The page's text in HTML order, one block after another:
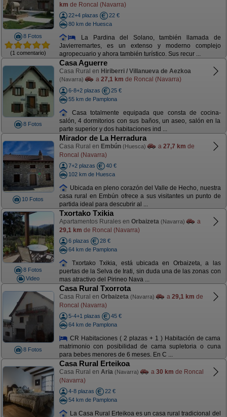
8 Fotos
(1 comentario)
km de Roncal (Navarra)
22+4 plazas
22 €
80 km de Huesca
La Pardina del Solano, también llamada de
Javierremartes, es un extenso y moderno complejo
agropecuario y ahora también turístico. Sus recur ...
8 Fotos
Casa Aguerre
Casa Rural en Hiriberri / Villanueva de Aezkoa
(Navarra) a 27,1 km de Roncal (Navarra)
6-8+2 plazas
25 €
55 km de Pamplona
Casa totalmente equipada que consta de cocina-
salón, 4 dormitorios con sus baños, un aseo, salón en la
parte superior y dos habitaciones ind ...
10 Fotos
Mirador de La Herradura
Casa Rural en Embún (Huesca) a 27,7 km de
Roncal (Navarra)
7+2 plazas
40 €
102 km de Huesca
Ubicada en pleno corazón del Valle de Hecho, nuestra
casa rural en Embún ofrece a sus visitantes un punto de
partida ideal para descubrir al ...
8 Fotos
Video
Txortako Txikia
Apartamentos Rurales en Orbaizeta (Navarra)
a
29,1 km de Roncal (Navarra)
6 plazas
28 €
64 km de Pamplona
Txortako Txikia, está ubicada en Orbaizeta, a las
puertas de la Selva de Irati, sin duda una de las zonas con
mas atractivo del Pirineo Nava ...
8 Fotos
Casa Rural Txorrota
Casa Rural en Orbaizeta (Navarra) a 29,1 km de
Roncal (Navarra)
5-4+1 plazas
45 €
64 km de Pamplona
CR Habitaciones ( 2 plazas + 1 ) Habitación de cama
matrimonio con posibilidad de cama supletoria o cuna
para bebes menores de 6 meses. En C ...
Casa Rural Erteikoa
Casa Rural en Aria (Navarra) a 30 km de Roncal
(Navarra)
4-8 plazas
22 €
54 km de Pamplona
La Casa Rural Erteikoa es un casa rural tradicional del